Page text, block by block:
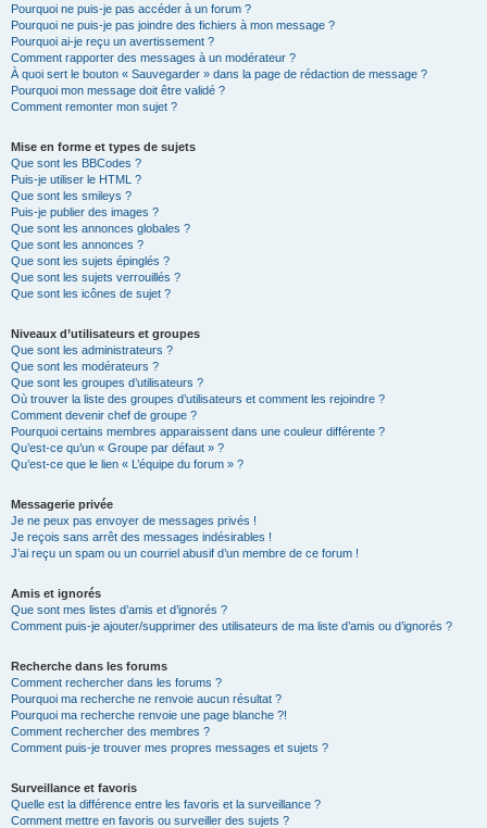
Pourquoi ne puis-je pas accéder à un forum ?
Pourquoi ne puis-je pas joindre des fichiers à mon message ?
Pourquoi ai-je reçu un avertissement ?
Comment rapporter des messages à un modérateur ?
À quoi sert le bouton « Sauvegarder » dans la page de rédaction de message ?
Pourquoi mon message doit être validé ?
Comment remonter mon sujet ?
Mise en forme et types de sujets
Que sont les BBCodes ?
Puis-je utiliser le HTML ?
Que sont les smileys ?
Puis-je publier des images ?
Que sont les annonces globales ?
Que sont les annonces ?
Que sont les sujets épinglés ?
Que sont les sujets verrouillés ?
Que sont les icônes de sujet ?
Niveaux d’utilisateurs et groupes
Que sont les administrateurs ?
Que sont les modérateurs ?
Que sont les groupes d’utilisateurs ?
Où trouver la liste des groupes d’utilisateurs et comment les rejoindre ?
Comment devenir chef de groupe ?
Pourquoi certains membres apparaissent dans une couleur différente ?
Qu’est-ce qu’un « Groupe par défaut » ?
Qu’est-ce que le lien « L’équipe du forum » ?
Messagerie privée
Je ne peux pas envoyer de messages privés !
Je reçois sans arrêt des messages indésirables !
J’ai reçu un spam ou un courriel abusif d’un membre de ce forum !
Amis et ignorés
Que sont mes listes d’amis et d’ignorés ?
Comment puis-je ajouter/supprimer des utilisateurs de ma liste d’amis ou d’ignorés ?
Recherche dans les forums
Comment rechercher dans les forums ?
Pourquoi ma recherche ne renvoie aucun résultat ?
Pourquoi ma recherche renvoie une page blanche ?!
Comment rechercher des membres ?
Comment puis-je trouver mes propres messages et sujets ?
Surveillance et favoris
Quelle est la différence entre les favoris et la surveillance ?
Comment mettre en favoris ou surveiller des sujets ?